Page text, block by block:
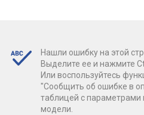
Нашли ошибку на этой
Выделите ее и нажмите
Или воспользуйтесь
"Сообщить об ошибке в
таблицей с параметрами
модели.